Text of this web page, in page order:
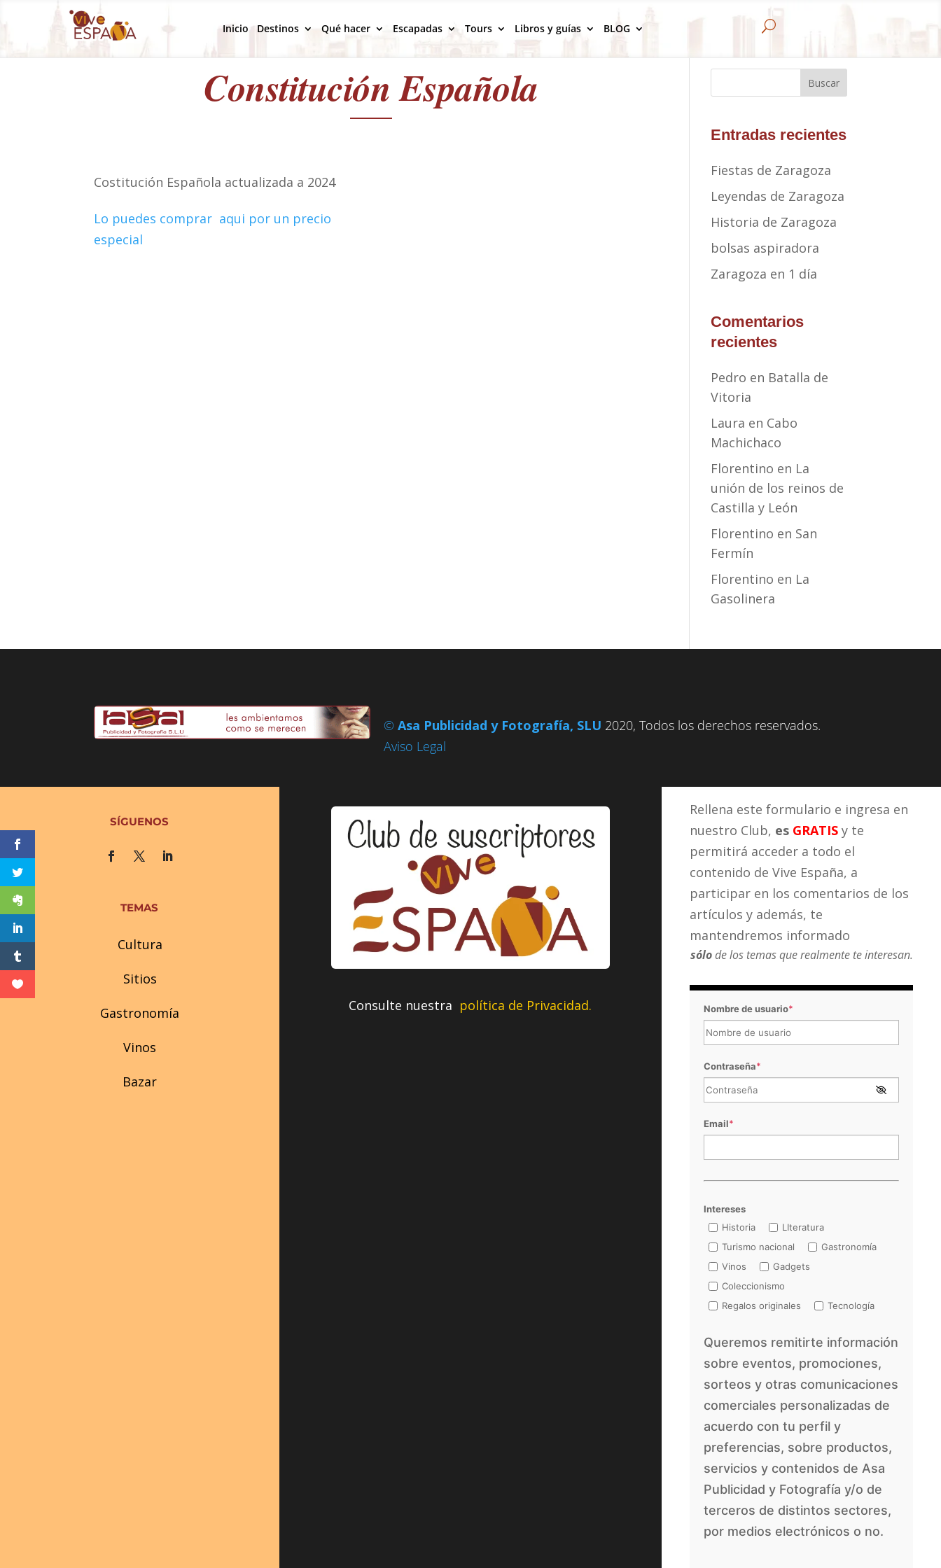
Inicio Destinos Qué hacer Escapadas Tours Libros y guías BLOG U
Constitución Española
Costitución Española actualizada a 2024
Lo puedes comprar aqui por un precio
especial
Buscar
Entradas recientes
Fiestas de Zaragoza
Leyendas de Zaragoza
Historia de Zaragoza
bolsas aspiradora
Zaragoza en 1 día
Comentarios
recientes
Pedro en Batalla de
Vitoria
Laura en Cabo
Machichaco
Florentino en La
unión de los reinos de
Castilla y León
Florentino en San
Fermín
Florentino en La
Gasolinera
©Asa Publicidad y Fotografía, SLU 2020, Todos los derechos reservados.
Aviso Legal
SÍGUENOS
TEMAS
Cultura
Sitios
Gastronomía
Vinos
Bazar
Consulte nuestra política de Privacidad.
Rellena este formulario e ingresa en
nuestro Club, es GRATIS y te
permitirá acceder a todo el
contenido de Vive España, a
participar en los comentarios de los
artículos y además, te
mantendremos informado
sólode los temas que realmente te interesan.
Nombre de usuario*
Contraseña*
Email*
Intereses
Historia
LIteratura
Turismo nacional
Gastronomía
Vinos
Gadgets
Coleccionismo
Regalos originales
Tecnología
Queremos remitirte información
sobre eventos, promociones,
sorteos y otras comunicaciones
comerciales personalizadas de
acuerdo con tu perfil y
preferencias, sobre productos,
servicios y contenidos de Asa
Publicidad y Fotografía y/o de
terceros de distintos sectores,
por medios electrónicos o no.